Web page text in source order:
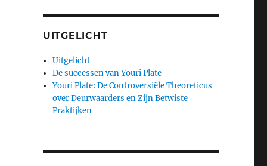
UITGELICHT
Uitgelicht
De successen van Youri Plate
Youri Plate: De Controversiële Theoreticus
over Deurwaarders en Zijn Betwiste
Praktijken